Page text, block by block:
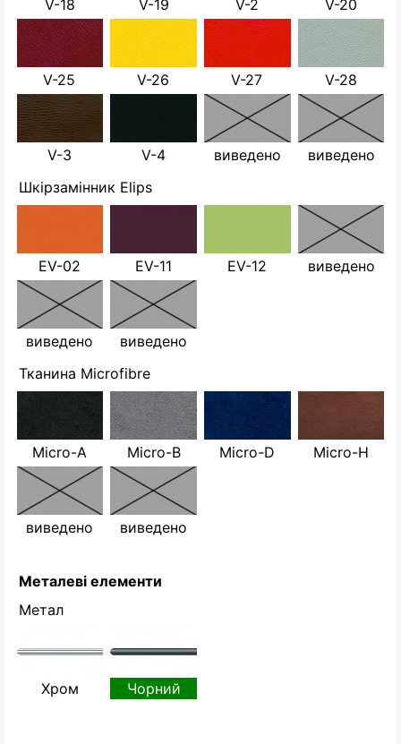
V-18 V-19 V-2 V-20
V-25 V-26 V-27 V-28
V-3 V-4 виведено
виведено
Шкірзамінник Elips
EV-02 EV-11 EV-12 виведено
виведено
виведено
Тканина Microfibre
Micro-A Micro-B Micro-D Micro-H
виведено виведено
Металеві елементи
Метал
Хром Чорний